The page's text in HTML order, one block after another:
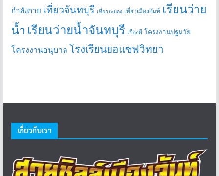
กำลังกาย เที่ยวจันทบุรี เที่ยวระยอง เที่ยวเมืองจันท์ เรียนว่าย
น้ำ เรียนว่ายน้ำจันทบุรี เรื่องผี โครงงานปฐมวัย
โครงงานอนุบาล โรงเรียนยอแซฟวิทยา
เกี่ยวกับเรา